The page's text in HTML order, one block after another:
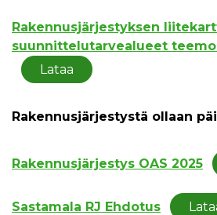
Rakennusjärjestyksen
suunnittelutarvealueet
Lataa
Rakennusjärjestystä ollaan
Rakennusjärjestys OAS 2025
Sastamala RJ Ehdotus